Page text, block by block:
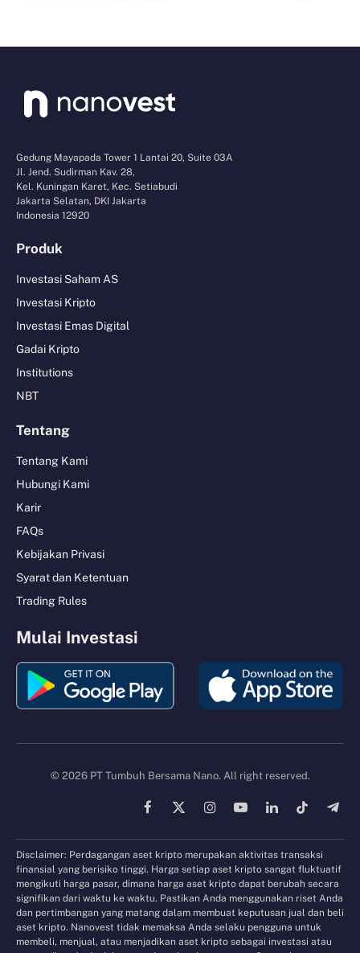
Gedung Mayapada Tower 1 Lantai 20, Suite 03A
Jl. Jend. Sudirman Kav. 28,
Kel. Kuningan Karet, Kec. Setiabudi
Jakarta Selatan, DKI Jakarta
Indonesia 12920
Produk
Investasi Saham AS
Investasi Kripto
Investasi Emas Digital
Gadai Kripto
Institutions
NBT
Tentang
Tentang Kami
Hubungi Kami
Karir
FAQs
Kebijakan Privasi
Syarat dan Ketentuan
Trading Rules
Mulai Investasi
© 2026 PT Tumbuh Bersama Nano. All right reserved.
Facebook
X
InstagramYouTubeLinkedInTikTok
Disclaimer: Perdagangan aset kripto merupakan aktivitas transaksi
finansial yang berisiko tinggi. Harga setiap aset kripto sangat fluktuatif
mengikuti harga pasar, dimana harga aset kripto dapat berubah secara
signifikan dari waktu ke waktu. Pastikan Anda menggunakan riset Anda
dan pertimbangan yang matang dalam membuat keputusan jual dan beli
aset kripto. Nanovest tidak memaksa Anda selaku pengguna untuk
membeli, menjual, atau menjadikan aset kripto sebagai investasi atau